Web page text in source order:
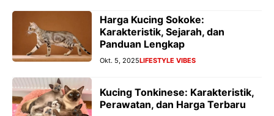
Harga Kucing Sokoke:
Karakteristik, Sejarah, dan
Panduan Lengkap
Okt. 5, 2025LIFESTYLE VIBES
Kucing Tonkinese: Karakteristik,
Perawatan, dan Harga Terbaru